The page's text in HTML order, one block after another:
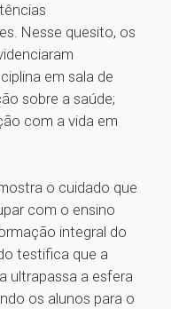
Nesse quesito, os
em sala de
sobre a saúde;
com a vida em
o cuidado que
com o ensino
integral do
testifica que a
ultrapassa a esfera
os alunos para o